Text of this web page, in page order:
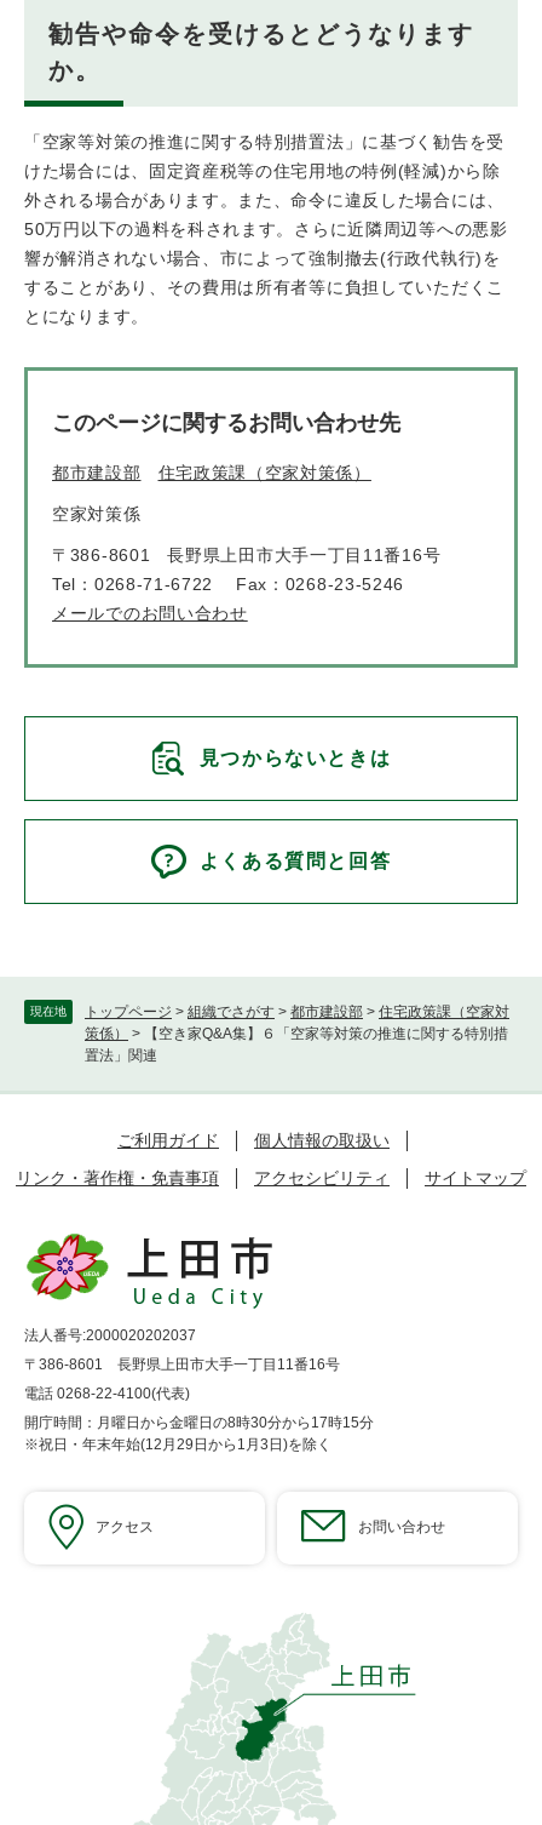
現在地 トップページ > 組織でさがす > 都市建設部 > 住宅政策課（空家対
策係）
>
【空き家Q&A集】６「空家等対策の推進に関する特別措
置法」関連
勧告や命令を受けるとどうなります
か。
「空家等対策の推進に関する特別措置法」に基づく勧告を受
けた場合には、固定資産税等の住宅用地の特例(軽減)から除
外される場合があります。また、命令に違反した場合には、
50万円以下の過料を科されます。さらに近隣周辺等への悪影
響が解消されない場合、市によって強制撤去(行政代執行)を
することがあり、その費用は所有者等に負担していただくこ
とになります。
このページに関するお問い合わせ先
都市建設部 住宅政策課（空家対策係）
空家対策係
〒386-8601
長野県上田市大手一丁目11番16号
Tel：0268-71-6722
Fax：0268-23-5246
メールでのお問い合わせ
見つからないときは
よくある質問と回答
ご利用ガイド
個人情報の取扱い
リンク・著作権・免責事項
アクセシビリティ サイトマップ
法人番号:2000020202037
〒386-8601 長野県上田市大手一丁目11番16号
電話 0268-22-4100(代表)
開庁時間：月曜日から金曜日の8時30分から17時15分
※祝日・年末年始(12月29日から1月3日)を除く
アクセス お問い合わせ